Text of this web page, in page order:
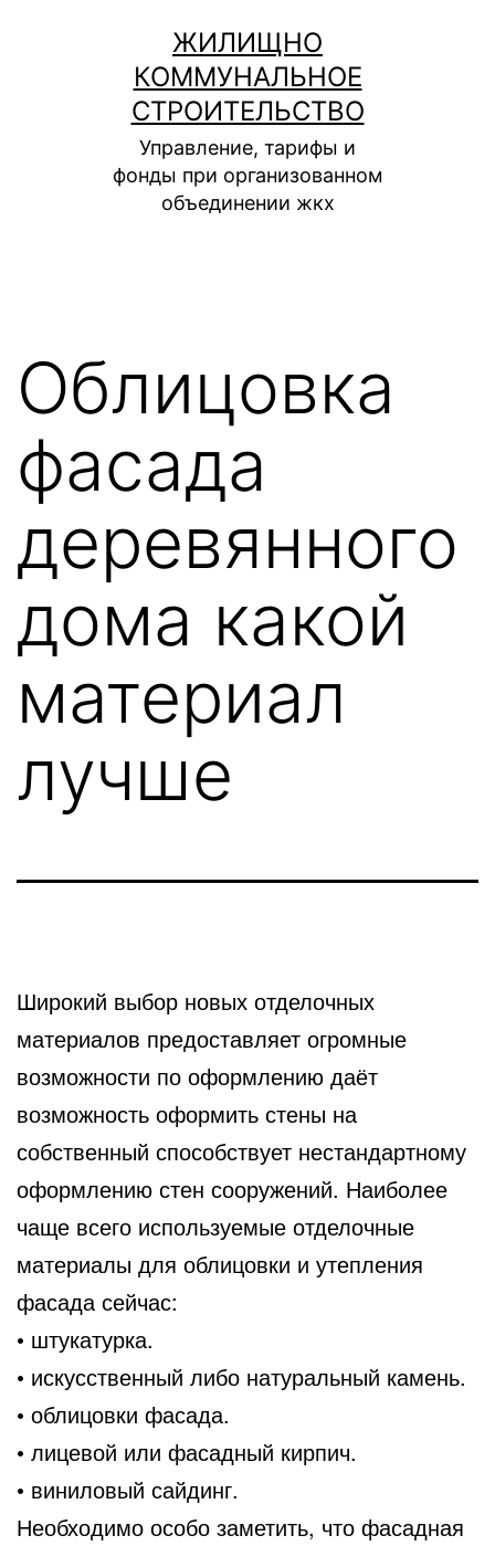
содержимому
ЖИЛИЩНО
КОММУНАЛЬНОЕ
СТРОИТЕЛЬСТВО
Управление, тарифы и
фонды при организованном
объединении жкх
Облицовка
фасада
деревянного
дома какой
материал
лучше
Широкий выбор новых отделочных
материалов предоставляет огромные
возможности по оформлению даёт
возможность оформить стены на
собственный способствует нестандартному
оформлению стен сооружений. Наиболее
чаще всего используемые отделочные
материалы для облицовки и утепления
фасада сейчас:
• штукатурка.
• искусственный либо натуральный камень.
• облицовки фасада.
• лицевой или фасадный кирпич.
• виниловый сайдинг.
Необходимо особо заметить, что фасадная